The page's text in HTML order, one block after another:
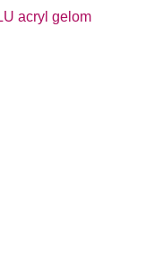
acryl gelom